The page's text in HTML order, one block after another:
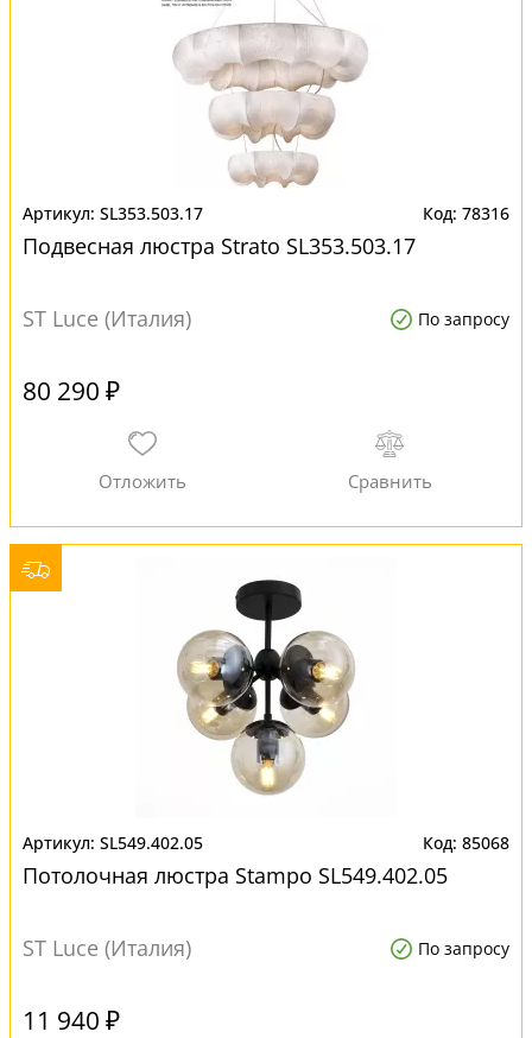
SL353.503.17 78316
Подвесная люстра Strato SL353.503.17
ST Luce (Италия) По запросу
80 290 ₽
SL549.402.05 85068
Потолочная люстра Stampo SL549.402.05
ST Luce (Италия) По запросу
11 940 ₽